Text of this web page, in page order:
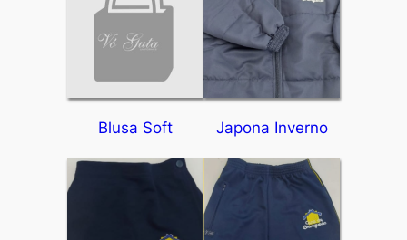
Blusa Soft Japona Inverno